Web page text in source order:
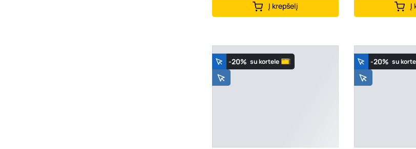
Į krepšelį Į
-20% su kortele -20% su